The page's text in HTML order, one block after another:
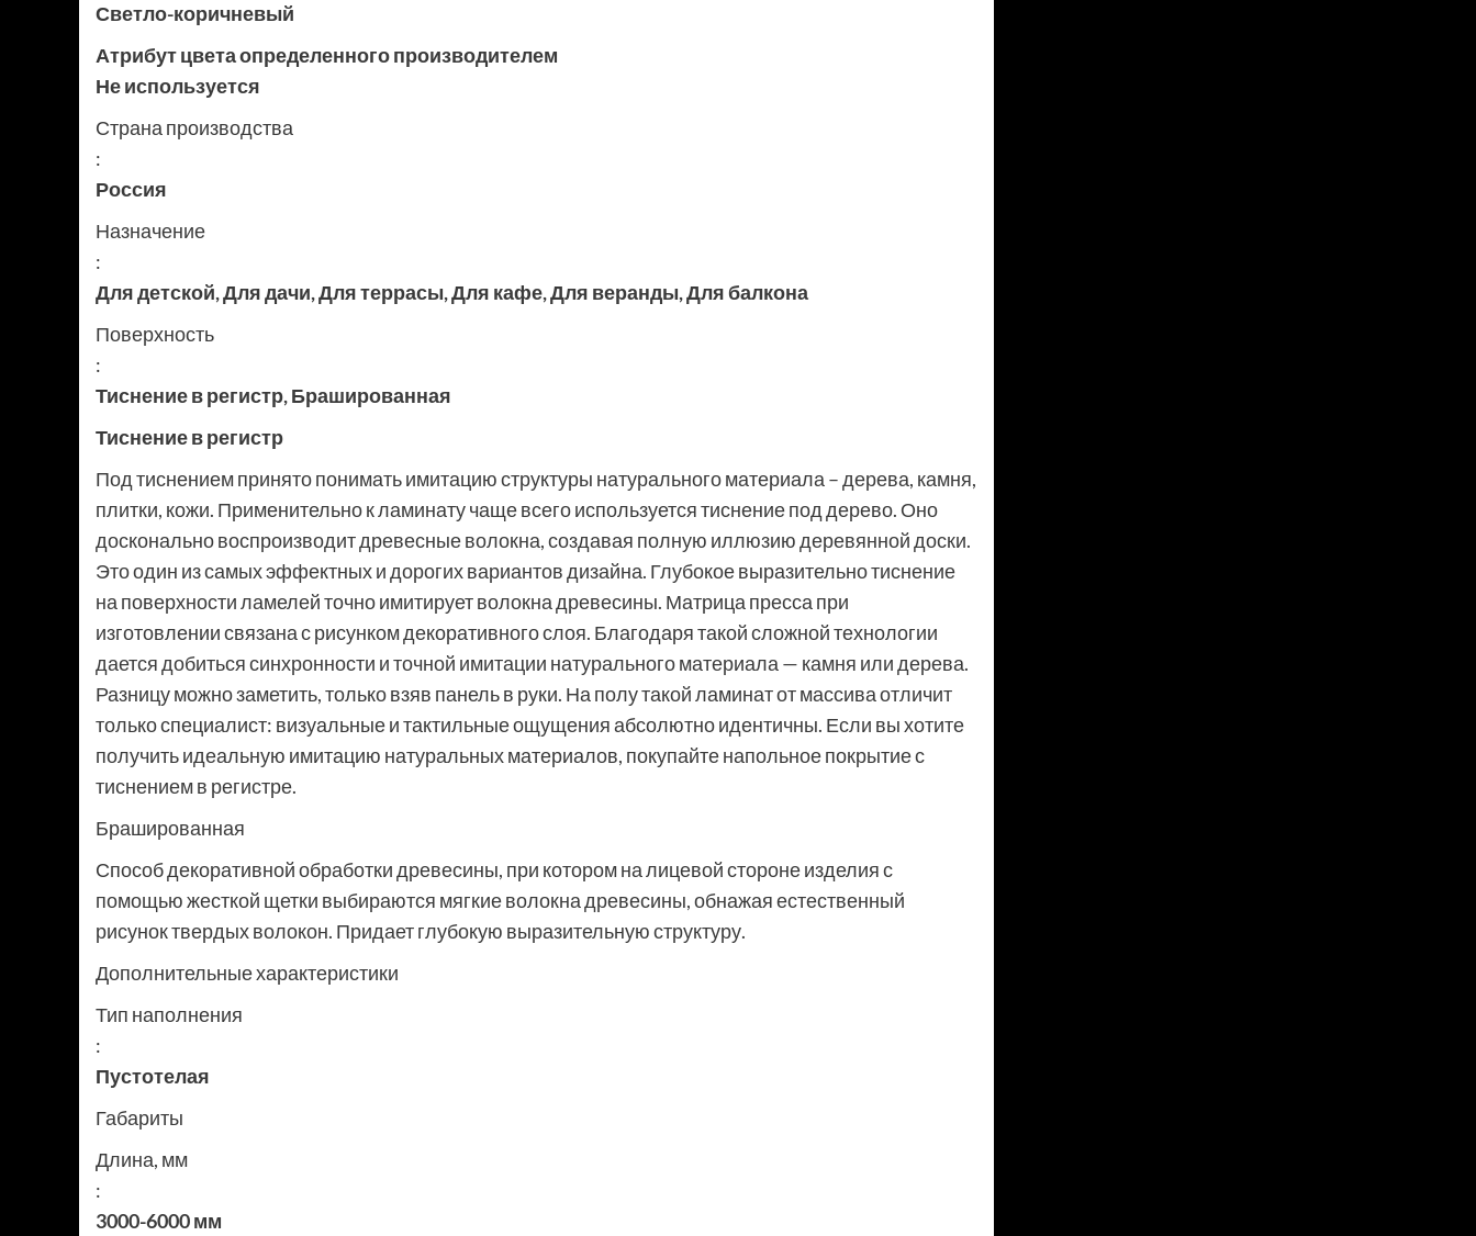
Светло-коричневый
Атрибут цвета определенного производителем
Не используется
Страна производства
:
Россия
Назначение
:
Для детской,Для дачи,Для террасы,Для кафе,Для веранды,Для балкона
Поверхность
:
Тиснение в регистр,Брашированная
Тиснение в регистр
Под тиснением принято понимать имитацию структуры натурального материала – дерева, камня,
плитки, кожи. Применительно к ламинату чаще всего используется тиснение под дерево. Оно
досконально воспроизводит древесные волокна, создавая полную иллюзию деревянной доски.
Это один из самых эффектных и дорогих вариантов дизайна. Глубокое выразительно тиснение
на поверхности ламелей точно имитирует волокна древесины. Матрица пресса при
изготовлении связана с рисунком декоративного слоя. Благодаря такой сложной технологии
дается добиться синхронности и точной имитации натурального материала — камня или дерева.
Разницу можно заметить, только взяв панель в руки. На полу такой ламинат от массива отличит
только специалист: визуальные и тактильные ощущения абсолютно идентичны. Если вы хотите
получить идеальную имитацию натуральных материалов, покупайте напольное покрытие с
тиснением в регистре.
Брашированная
Способ декоративной обработки древесины, при котором на лицевой стороне изделия с
помощью жесткой щетки выбираются мягкие волокна древесины, обнажая естественный
рисунок твердых волокон. Придает глубокую выразительную структуру.
Дополнительные характеристики
Тип наполнения
:
Пустотелая
Габариты
Длина, мм
:
3000-6000 мм